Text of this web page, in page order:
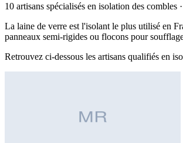
10 artisans spécialisés en isolation des
La laine de verre est l'isolant le plus utilisé en
panneaux semi-rigides ou flocons pour
Retrouvez ci-dessous les artisans qualifiés en